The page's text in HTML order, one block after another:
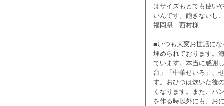
はサイズもとても使い
いんです。飽きないし
福岡県 西村様
■いつも大変お世話に
埋められております。
ています。本当に感謝
台」「中華せいろ」、
す。おひつは炊いた後
くなります。また、パ
を作る時以外にも、お